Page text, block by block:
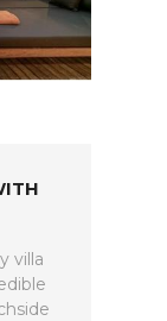
villa